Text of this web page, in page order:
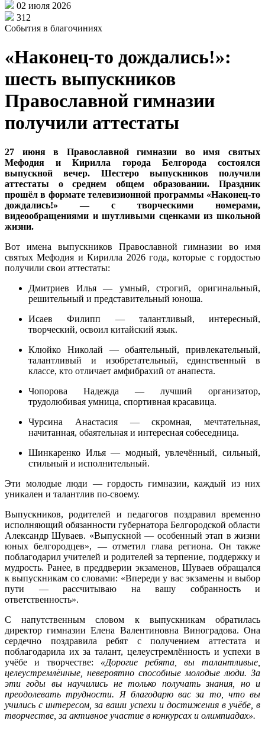
02 июля 2026
312
События в благочиниях
«Наконец-то дождались!»:
шесть выпускников
Православной гимназии
получили аттестаты
27 июня в Православной гимназии во имя святых
Мефодия и Кирилла города Белгорода состоялся
выпускной вечер. Шестеро выпускников получили
аттестаты о среднем общем образовании. Праздник
прошёл в формате телевизионной программы «Наконец-то
дождались!» — с творческими номерами,
видеообращениями и шутливыми сценками из школьной
жизни.
Вот имена выпускников Православной гимназии во имя
святых Мефодия и Кирилла 2026 года, которые с гордостью
получили свои аттестаты:
Дмитриев Илья — умный, строгий, оригинальный,
решительный и представительный юноша.
Исаев Филипп — талантливый, интересный,
творческий, освоил китайский язык.
Клюйко Николай — обаятельный, привлекательный,
талантливый и изобретательный, единственный в
классе, кто отличает амфибрахий от анапеста.
Чопорова Надежда — лучший организатор,
трудолюбивая умница, спортивная красавица.
Чурсина Анастасия — скромная, мечтательная,
начитанная, обаятельная и интересная собеседница.
Шинкаренко Илья — модный, увлечённый, сильный,
стильный и исполнительный.
Эти молодые люди — гордость гимназии, каждый из них
уникален и талантлив по-своему.
Выпускников, родителей и педагогов поздравил временно
исполняющий обязанности губернатора Белгородской области
Александр Шуваев. «Выпускной — особенный этап в жизни
юных белгородцев», — отметил глава региона. Он также
поблагодарил учителей и родителей за терпение, поддержку и
мудрость. Ранее, в преддверии экзаменов, Шуваев обращался
к выпускникам со словами: «Впереди у вас экзамены и выбор
пути — рассчитываю на вашу собранность и
ответственность».
С напутственным словом к выпускникам обратилась
директор гимназии Елена Валентиновна Виноградова. Она
сердечно поздравила ребят с получением аттестата и
поблагодарила их за талант, целеустремлённость и успехи в
учёбе и творчестве: «Дорогие ребята, вы талантливые,
целеустремлённые, невероятно способные молодые люди. За
эти годы вы научились не только получать знания, но и
преодолевать трудности. Я благодарю вас за то, что вы
учились с интересом, за ваши успехи и достижения в учёбе, в
творчестве, за активное участие в конкурсах и олимпиадах».